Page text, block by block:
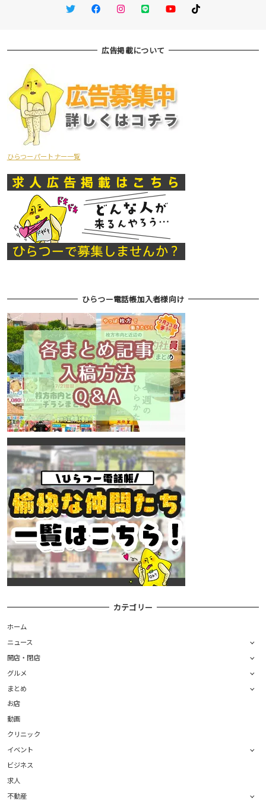
TwitterFacebookInstagram
LINE You TubeTikTok
広告掲載について
ひらつーパートナー一覧
ひらつー電話帳加入者様向け
カテゴリー
ホーム
ニュース
開店・閉店
グルメ
まとめ
お店
動画
クリニック
イベント
ビジネス
求人
不動産